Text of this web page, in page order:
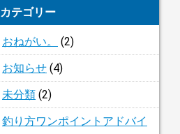
カテゴリー
おねがい。
(2)
お知らせ (4)
未分類 (2)
釣り方ワンポイントアドバイ